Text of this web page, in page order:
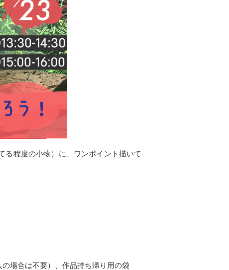
る程度の小物）に、ワンポイント描いて
場合は不要）、作品持ち帰り用の袋